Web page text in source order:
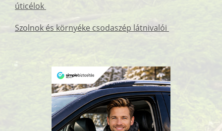
úticélok
Szolnok és környéke csodaszép látnivalói